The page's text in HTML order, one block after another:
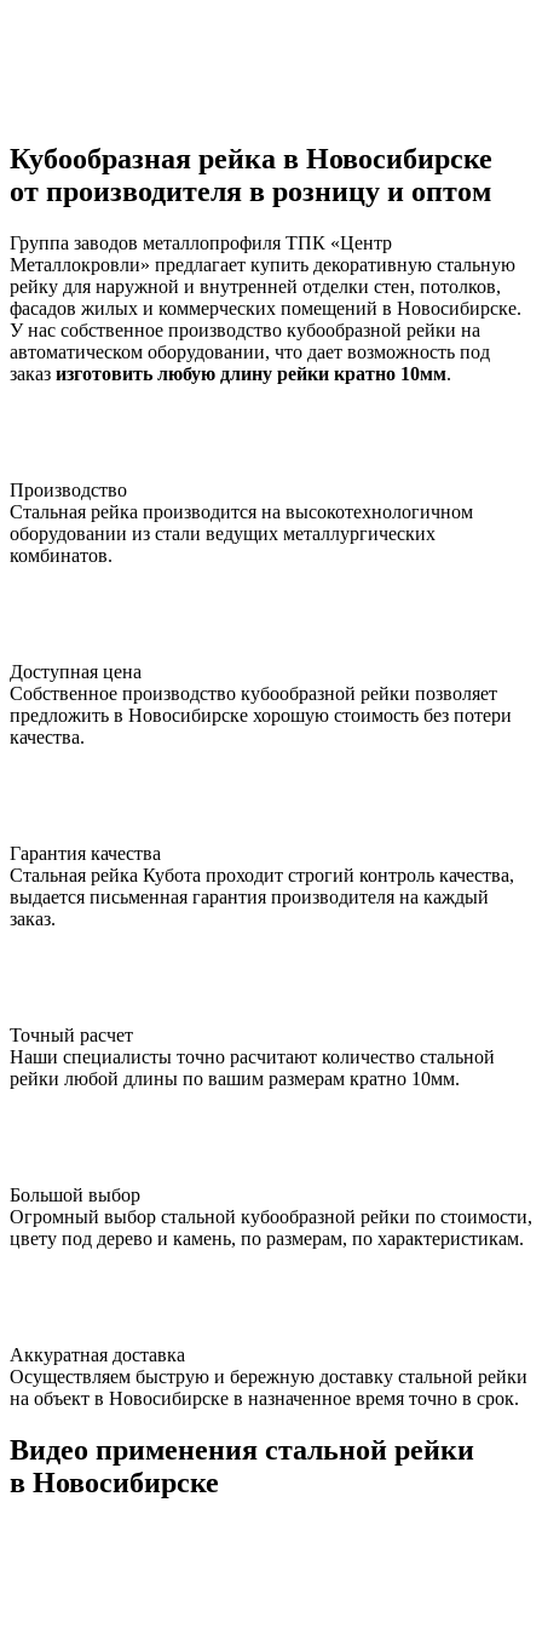
Кубообразная рейка в Новосибирске
от производителя в розницу и оптом
Группа заводов металлопрофиля ТПК «Центр
Металлокровли» предлагает купить декоративную стальную
рейку для наружной и внутренней отделки стен, потолков,
фасадов жилых и коммерческих помещений в Новосибирске.
У нас собственное производство кубообразной рейки на
автоматическом оборудовании, что дает возможность под
заказ изготовить любую длину рейки кратно 10мм.
Производство
Стальная рейка производится на высокотехнологичном
оборудовании из стали ведущих металлургических
комбинатов.
Доступная цена
Собственное производство кубообразной рейки позволяет
предложить в Новосибирске хорошую стоимость без потери
качества.
Гарантия качества
Стальная рейка Кубота проходит строгий контроль качества,
выдается письменная гарантия производителя на каждый
заказ.
Точный расчет
Наши специалисты точно расчитают количество стальной
рейки любой длины по вашим размерам кратно 10мм.
Большой выбор
Огромный выбор стальной кубообразной рейки по стоимости,
цвету под дерево и камень, по размерам, по характеристикам.
Аккуратная доставка
Осуществляем быструю и бережную доставку стальной рейки
на объект в Новосибирске в назначенное время точно в срок.
Видео применения стальной рейки
в Новосибирске